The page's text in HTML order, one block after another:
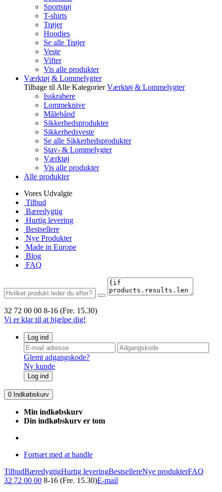
Sportstøj
T-shirts
Trøjer
Hoodies
Se alle Trøjer
Veste
Vifter
Vis alle produkter
Værktøj & Lommelygter
Tilbage til Alle Kategorier Værktøj & Lommelygter
Isskrabere
Lommeknive
Målebånd
Sikkerhedsprodukter
Sikkerhedsveste
Se alle Sikkerhedsprodukter
Stav- & Lommelygter
Værktøj
Vis alle produkter
Alle produkter
Vores Udvalgte
Tilbud
Bæredygtig
Hurtig levering
Bestsellere
Nye Produkter
Made in Europe
Blog
FAQ
32 72 00 00 8-16 (Fre. 15.30)
Vi er klar til at hjælpe dig!
Log ind
Glemt adgangskode?
Ny kunde
Log ind
0 Indkøbskurv
Min indkøbskurv
Din indkøbskurv er tom
Fortsæt med at handle
TilbudBæredygtigHurtig leveringBestsellereNye produkterFAQ
32 72 00 00 8-16 (Fre. 15.30)E-mail